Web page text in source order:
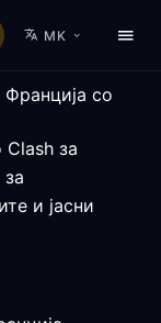
MK
со
за
и јасни